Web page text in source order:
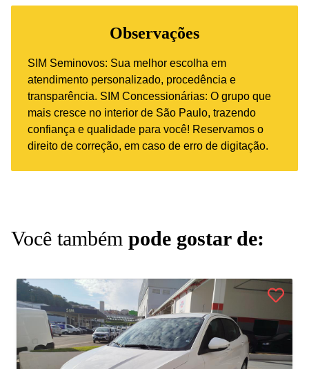
Observações
SIM Seminovos: Sua melhor escolha em
atendimento personalizado, procedência e
transparência. SIM Concessionárias: O grupo que
mais cresce no interior de São Paulo, trazendo
confiança e qualidade para você! Reservamos o
direito de correção, em caso de erro de digitação.
Você também pode gostar de: